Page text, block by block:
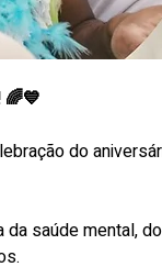
do
saúde mental,